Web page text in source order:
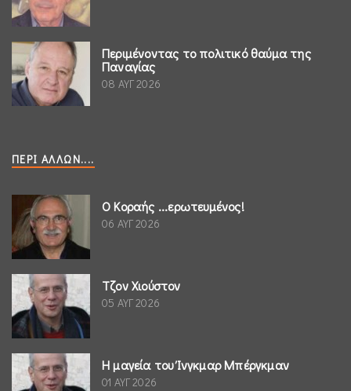
Περιμένοντας το πολιτικό θαύμα της
Παναγίας
08 ΑΥΓ 2026
ΠΕΡΊ ΆΛΛΩΝ....
Ο Κοραής ...ερωτευμένος!
06 ΑΥΓ 2026
Τζον Χιούστον
05 ΑΥΓ 2026
Η μαγεία του Ίνγκμαρ Μπέργκμαν
01 ΑΥΓ 2026